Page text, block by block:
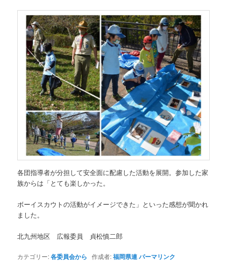
各団指導者が分担して安全面に配慮した活動を展開。参加した家
族からは「とても楽しかった。
ボーイスカウトの活動がイメージできた」といった感想が聞かれ
ました。
北九州地区 広報委員 貞松慎二郎
カテゴリー:各委員会から 作成者:福岡県連パーマリンク